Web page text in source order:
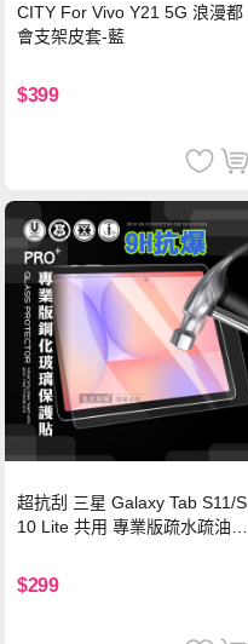
CITY For Vivo Y21 5G 浪漫都
會支架皮套-藍
$399
超抗刮 三星 Galaxy Tab S11/S
10 Lite 共用 專業版疏水疏油9H
$299